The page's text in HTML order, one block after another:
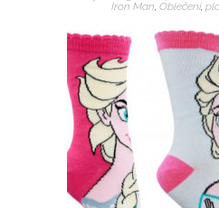
Iron Man Oblečení,